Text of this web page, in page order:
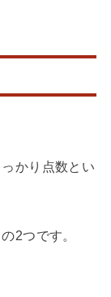
かり点数とい
2つです。